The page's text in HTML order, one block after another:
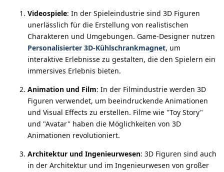
Videospiele: In der Spieleindustrie sind 3D Figuren
unerlässlich für die Erstellung von realistischen
Charakteren und Umgebungen. Game-Designer nutzen
Personalisierter 3D-Kühlschrankmagnet, um
interaktive Erlebnisse zu gestalten, die den Spielern ein
immersives Erlebnis bieten.
Animation und Film: In der Filmindustrie werden 3D
Figuren verwendet, um beeindruckende Animationen
und Visual Effects zu erstellen. Filme wie "Toy Story"
und "Avatar" haben die Möglichkeiten von 3D
Animationen revolutioniert.
Architektur und Ingenieurwesen: 3D Figuren sind auch
in der Architektur und im Ingenieurwesen von großer